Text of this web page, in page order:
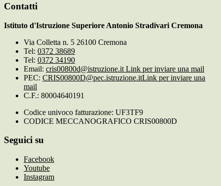
Contatti
Istituto d'Istruzione Superiore Antonio Stradivari Cremona
Via Colletta n. 5 26100 Cremona
Tel: 0372 38689
Tel: 0372 34190
Email: cris00800d@istruzione.it Link per inviare una mail
PEC: CRIS00800D@pec.istruzione.itLink per inviare una
mail
C.F.: 80004640191
Codice univoco fatturazione: UF3TF9
CODICE MECCANOGRAFICO CRIS00800D
Seguici su
Facebook
Youtube
Instagram